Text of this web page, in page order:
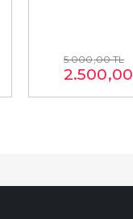
5.000,00TL
2.500,00